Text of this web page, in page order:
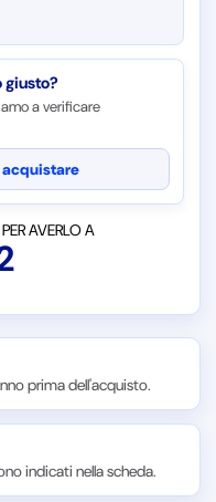
giusto?
a verificare
AVERLO A
prima dell'acquisto.
indicati nella scheda.